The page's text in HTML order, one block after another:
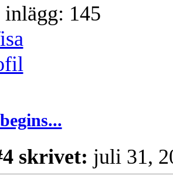
145
skrivet: juli 31,